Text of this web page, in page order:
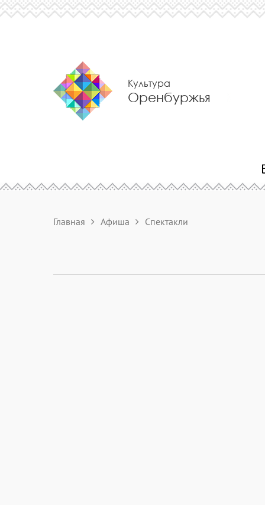
Культура
Оренбуржья
Главная Афиша Спектакли